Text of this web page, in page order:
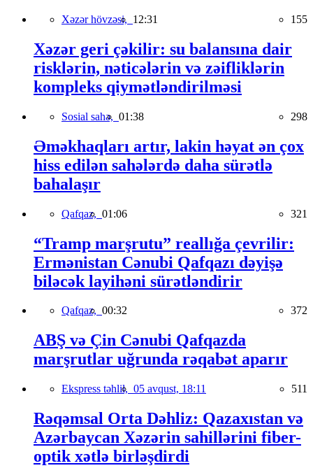
Xəzər hövzəsi, 12:31 155
Xəzər geri çəkilir: su balansına dair
risklərin, nəticələrin və zəifliklərin
kompleks qiymətləndirilməsi
Sosial sahə, 01:38 298
Əməkhaqları artır, lakin həyat ən çox
hiss edilən sahələrdə daha sürətlə
bahalaşır
Qafqaz, 01:06 321
“Tramp marşrutu” reallığa çevrilir:
Ermənistan Cənubi Qafqazı dəyişə
biləcək layihəni sürətləndirir
Qafqaz, 00:32 372
ABŞ və Çin Cənubi Qafqazda
marşrutlar uğrunda rəqabət aparır
Ekspress təhlil, 05 avqust, 18:11 511
Rəqəmsal Orta Dəhliz: Qazaxıstan və
Azərbaycan Xəzərin sahillərini fiber-
optik xətlə birləşdirdi